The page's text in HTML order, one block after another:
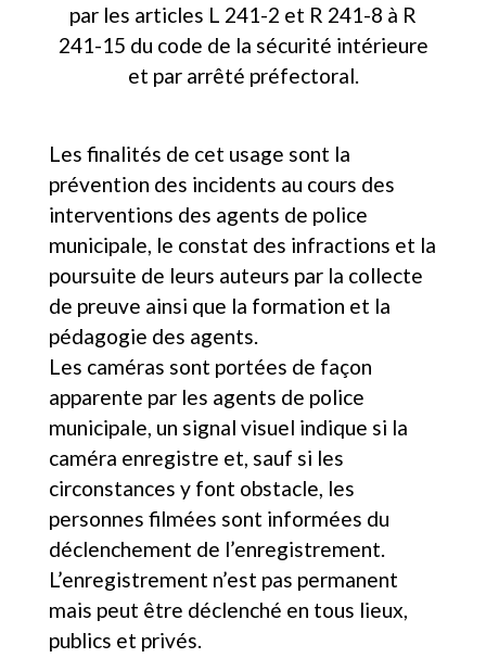
par les articles L 241-2 et R 241-8 à R
241-15 du code de la sécurité intérieure
et par arrêté préfectoral.
Les finalités de cet usage sont la
prévention des incidents au cours des
interventions des agents de police
municipale, le constat des infractions et la
poursuite de leurs auteurs par la collecte
de preuve ainsi que la formation et la
pédagogie des agents.
Les caméras sont portées de façon
apparente par les agents de police
municipale, un signal visuel indique si la
caméra enregistre et, sauf si les
circonstances y font obstacle, les
personnes filmées sont informées du
déclenchement de l’enregistrement.
L’enregistrement n’est pas permanent
mais peut être déclenché en tous lieux,
publics et privés.